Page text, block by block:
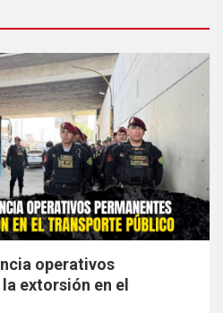
operativos
extorsión en el